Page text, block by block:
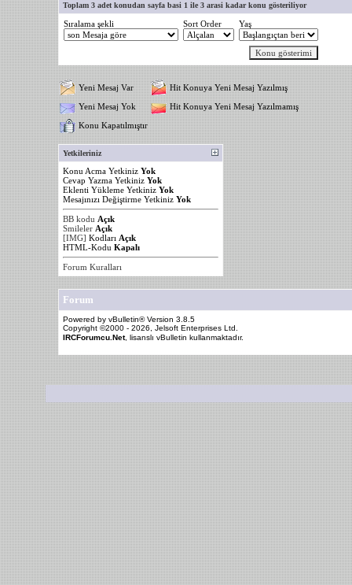
Toplam 3 adet konudan sayfa basi 1 ile 3 arasi kadar konu gösteriliyor
Sıralama şekli Sort Order Yaş
Yeni Mesaj Var
Hit Konuya Yeni Mesaj Yazılmış
Yeni Mesaj Yok
Hit Konuya Yeni Mesaj Yazılmamış
Konu Kapatılmıştır
Yetkileriniz
Konu Acma Yetkiniz Yok
Cevap Yazma Yetkiniz Yok
Eklenti Yükleme Yetkiniz Yok
Mesajınızı Değiştirme Yetkiniz Yok
BB kodu Açık
Smileler Açık
[IMG] Kodları Açık
HTML-Kodu Kapalı
Forum Kuralları
Forum
Powered by vBulletin® Version 3.8.5
Copyright ©2000 - 2026, Jelsoft Enterprises Ltd.
IRCForumcu.Net, lisanslı vBulletin kullanmaktadır.